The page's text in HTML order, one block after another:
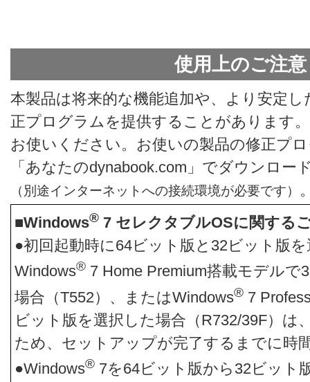
使用上のご注意
本製品は将来的な機能追加や、より安定
正プログラムを提供することがあります
お使いください。お使いの製品の修正プ
「あなたのdynabook.com」でダウンロー
（別途インターネットへの接続環境が必要です）
■Windows® 7 セレクタブルOSに関する
●初回起動時に64ビット版と32ビット版
Windows® 7 Home Premium搭載モデルで
場合（T552）、またはWindows® 7
ビット版を選択した場合（R732/39F）は
ため、セットアップが完了するまでに時
●Windows® 7を64ビット版から32ビット